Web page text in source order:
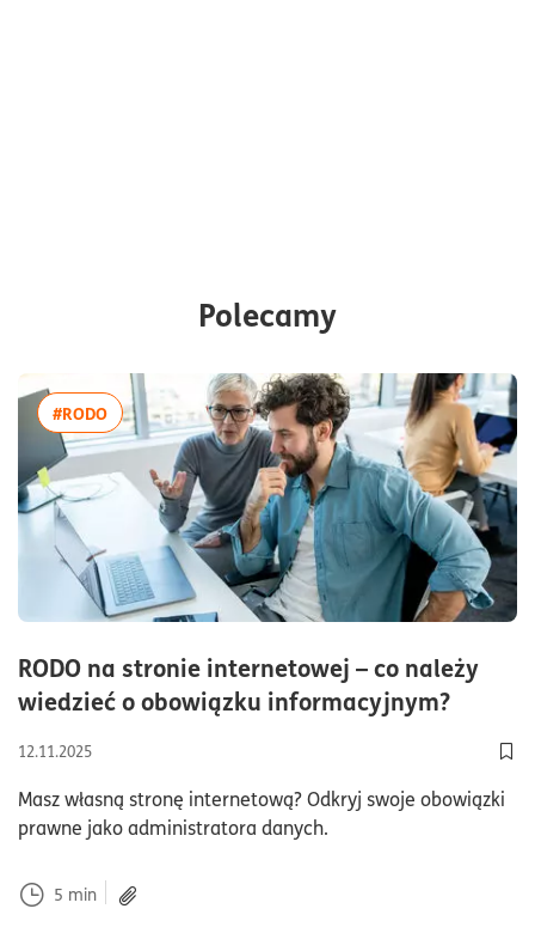
Polecamy
RODO na stronie internetowej – co należy
wiedzieć o obowiązku informacyjnym?czas
12.11.2025
Masz własną stronę internetową? Odkryj swoje obowiązki
prawne jako administratora danych.
5 min
#RODOwięcej artykułów z tagiem:#RODO